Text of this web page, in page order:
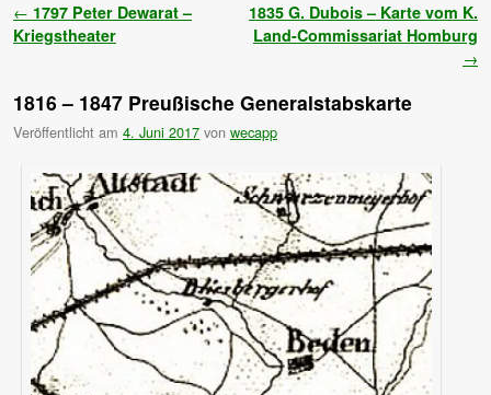
Artikelnavigation
← 1797 Peter Dewarat –
Kriegstheater
1835 G. Dubois – Karte vom K.
Land-Commissariat Homburg
→
1816 – 1847 Preußische Generalstabskarte
Veröffentlicht am 4. Juni 2017 von wecapp